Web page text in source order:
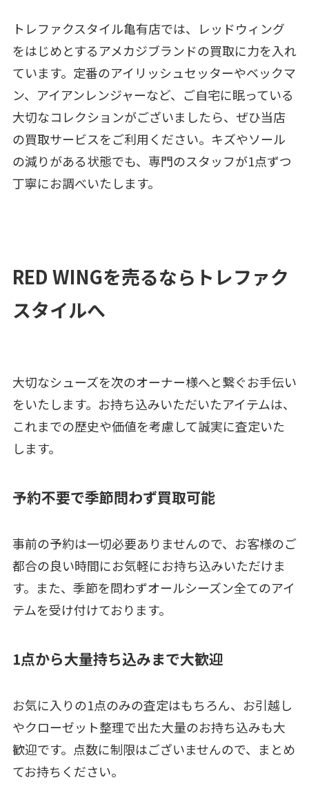
トレファクスタイル亀有店では、レッドウィング
をはじめとするアメカジブランドの買取に力を入れ
ています。定番のアイリッシュセッターやベックマ
ン、アイアンレンジャーなど、ご自宅に眠っている
大切なコレクションがございましたら、ぜひ当店
の買取サービスをご利用ください。キズやソール
の減りがある状態でも、専門のスタッフが1点ずつ
丁寧にお調べいたします。
RED WINGを売るならトレファク
スタイルへ
大切なシューズを次のオーナー様へと繋ぐお手伝い
をいたします。お持ち込みいただいたアイテムは、
これまでの歴史や価値を考慮して誠実に査定いた
します。
予約不要で季節問わず買取可能
事前の予約は一切必要ありませんので、お客様のご
都合の良い時間にお気軽にお持ち込みいただけま
す。また、季節を問わずオールシーズン全てのアイ
テムを受け付けております。
1点から大量持ち込みまで大歓迎
お気に入りの1点のみの査定はもちろん、お引越し
やクローゼット整理で出た大量のお持ち込みも大
歓迎です。点数に制限はございませんので、まとめ
てお持ちください。